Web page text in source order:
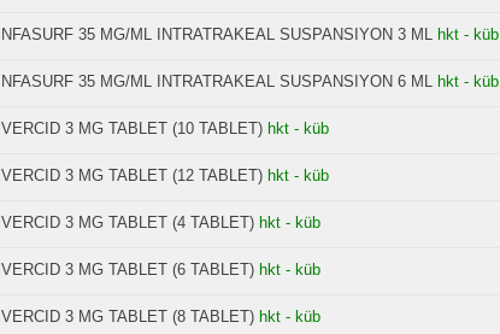
INFASURF 35 MG/ML INTRATRAKEAL SUSPANSIYON 3 ML hkt - küb
INFASURF 35 MG/ML INTRATRAKEAL SUSPANSIYON 6 ML hkt - küb
IVERCID 3 MG TABLET (10 TABLET) hkt - küb
IVERCID 3 MG TABLET (12 TABLET) hkt - küb
IVERCID 3 MG TABLET (4 TABLET) hkt - küb
IVERCID 3 MG TABLET (6 TABLET) hkt - küb
IVERCID 3 MG TABLET (8 TABLET) hkt - küb